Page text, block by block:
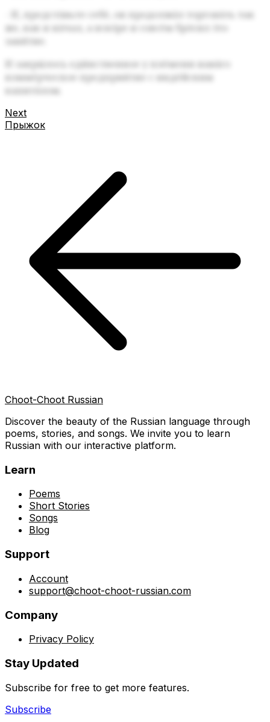
- И, предста́вьте себе́,
он продолжа́л торгова́ть так
же, как и на́чал,
а вско́ре и совсе́м бро́сил э́то
заня́тие.
И закры́лось еди́нственное у пле́мени нава́го
комме́рческое предприя́тие с инде́йским
капита́лом.
Next
Прыжок
Choot-Choot Russian
Discover the beauty of the Russian language through
poems, stories, and songs. We invite you to learn
Russian with our interactive platform.
Learn
Poems
Short Stories
Songs
Blog
Support
Account
support@choot-choot-russian.com
Company
Privacy Policy
Stay Updated
Subscribe for free to get more features.
Subscribe